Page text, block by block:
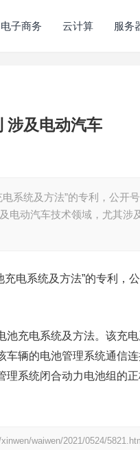
电子商务 云计算 服务
涉及电动汽车
系统及方法”的专利，公开
电动汽车技术领域，尤其涉
电系统及方法”的专利，
池充电系统及方法。该充
辆的电池管理系统通信连
理系统闭合动力电池组的
waiwen/2021/0524/